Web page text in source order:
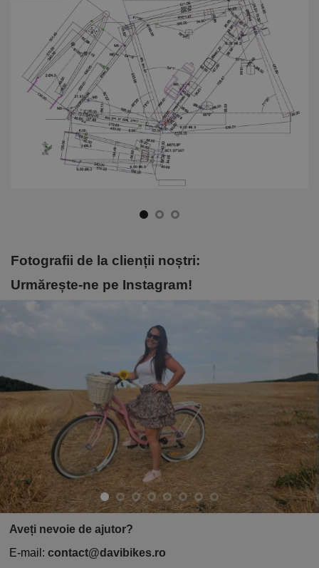
Fotografii de la clienții noștri:
Urmărește-ne pe Instagram!
Aveți nevoie de ajutor?
E-mail: contact@davibikes.ro